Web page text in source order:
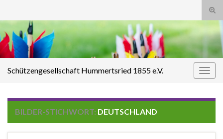
Search for:
Schützengesellschaft Hummertsried 1855 e.V.
BILDER-STICHWORT: DEUTSCHLAND